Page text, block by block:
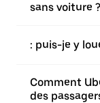
sans voiture ?
: puis-je y
Comment
des